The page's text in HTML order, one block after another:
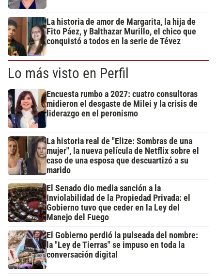
La historia de amor de Margarita, la hija de
Fito Páez, y Balthazar Murillo, el chico que
conquistó a todos en la serie de Tévez
Lo más visto en Perfil
Encuesta rumbo a 2027: cuatro consultoras
midieron el desgaste de Milei y la crisis de
liderazgo en el peronismo
La historia real de "Elize: Sombras de una
mujer", la nueva película de Netflix sobre el
caso de una esposa que descuartizó a su
marido
El Senado dio media sanción a la
Inviolabilidad de la Propiedad Privada: el
Gobierno tuvo que ceder en la Ley del
Manejo del Fuego
El Gobierno perdió la pulseada del nombre:
la "Ley de Tierras" se impuso en toda la
conversación digital